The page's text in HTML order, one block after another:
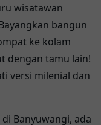
wisatawan
bangun
ke kolam
dengan tamu lain!
versi milenial dan
Banyuwangi, ada